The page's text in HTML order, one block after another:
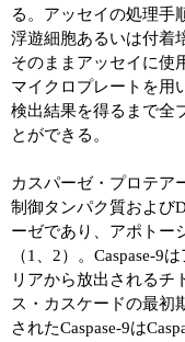
Q&A
る。アッセイの処理手
浮遊細胞あるいは付着
そのままアッセイに使
マイクロプレートを用
検出結果を得るまで全
とができる。
カスパーゼ・プロテア
制御タンパク質および
ーゼであり、アポトー
（1、2）。Caspase-9
リアから放出されるチ
ス・カスケードの最初
されたCaspase-9は